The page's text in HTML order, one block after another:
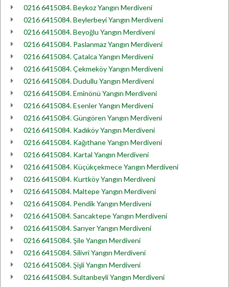
0216 6415084. Beykoz Yangın Merdiveni
0216 6415084. Beylerbeyi Yangın Merdiveni
0216 6415084. Beyoğlu Yangın Merdiveni
0216 6415084. Paslanmaz Yangın Merdiveni
0216 6415084. Çatalca Yangın Merdiveni
0216 6415084. Çekmeköy Yangın Merdiveni
0216 6415084. Dudullu Yangın Merdiveni
0216 6415084. Eminönü Yangın Merdiveni
0216 6415084. Esenler Yangın Merdiveni
0216 6415084. Güngören Yangın Merdiveni
0216 6415084. Kadıköy Yangın Merdiveni
0216 6415084. Kağıthane Yangın Merdiveni
0216 6415084. Kartal Yangın Merdiveni
0216 6415084. Küçükçekmece Yangın Merdiveni
0216 6415084. Kurtköy Yangın Merdiveni
0216 6415084. Maltepe Yangın Merdiveni
0216 6415084. Pendik Yangın Merdiveni
0216 6415084. Sancaktepe Yangın Merdiveni
0216 6415084. Sarıyer Yangın Merdiveni
0216 6415084. Şile Yangın Merdiveni
0216 6415084. Silivri Yangın Merdiveni
0216 6415084. Şişli Yangın Merdiveni
0216 6415084. Sultanbeyli Yangın Merdiveni